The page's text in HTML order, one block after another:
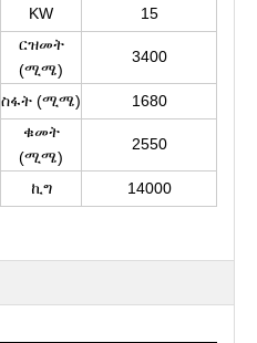
KW 15
ርዝመት
(ሚሜ)
3400
ስፋት (ሚሜ)
1680
ቁመት
(ሚሜ)
2550
ኪግ 14000